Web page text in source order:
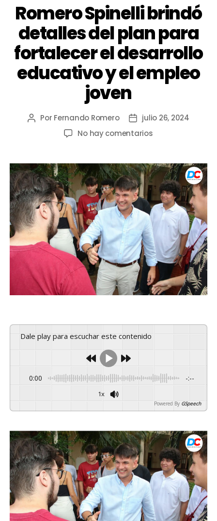
Romero Spinelli brindó
detalles del plan para
fortalecer el desarrollo
educativo y el empleo
joven
Por Fernando Romero
julio 26, 2024
No hay comentarios
Dale play para escuchar este contenido
0:00 -:--
1x
Powered By GSpeech